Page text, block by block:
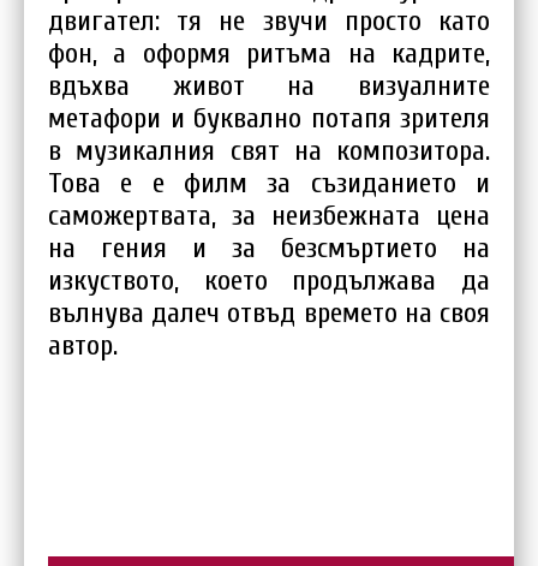
двигател: тя не звучи просто като
фон, а оформя ритъма на кадрите,
вдъхва живот на визуалните
метафори и буквално потапя зрителя
в музикалния свят на композитора.
Това е е филм за съзиданието и
саможертвата, за неизбежната цена
на гения и за безсмъртието на
изкуството, което продължава да
вълнува далеч отвъд времето на своя
автор.